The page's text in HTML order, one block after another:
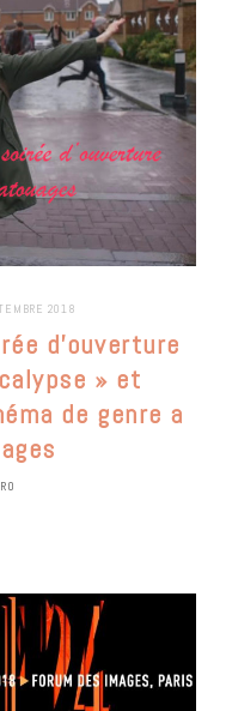
2018
d’ouverture
» et
de genre a